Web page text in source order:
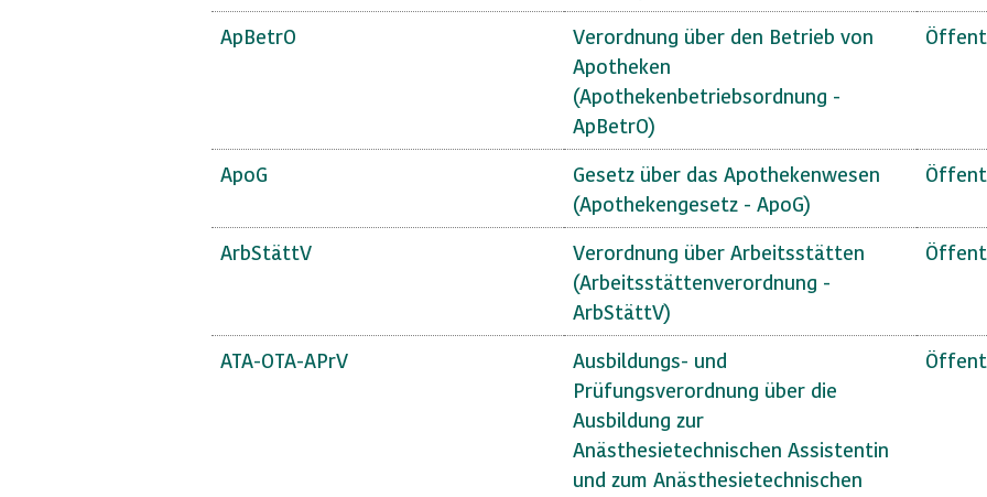
ApBetrO
Verordnung über den Betrieb von
Apotheken
(Apothekenbetriebsordnung -
ApBetrO)
ApoG
Gesetz über das Apothekenwesen
(Apothekengesetz - ApoG)
ArbStättV
Verordnung über Arbeitsstätten
(Arbeitsstättenverordnung -
ArbStättV)
ATA-OTA-APrV
Ausbildungs- und
Prüfungsverordnung über die
Ausbildung zur
Anästhesietechnischen Assistentin
und zum Anästhesietechnischen